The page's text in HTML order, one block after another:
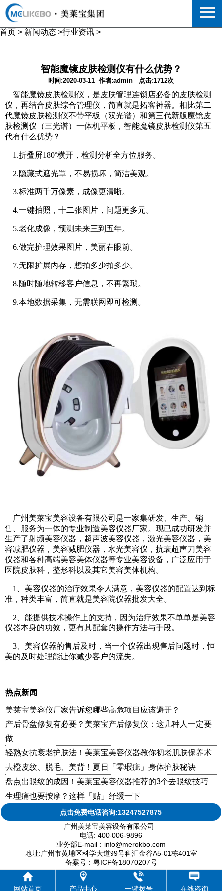
首页 > 新闻动态 >行业资讯 >
智能魔镜皮肤检测仪有什么优势？
时间:2020-03-11 作者:admin 点击:1712次
智能魔镜皮肤检测仪，是皮肤管理连锁店必备的皮肤检测
仪，再结合皮肤综合管理仪，简直就是拓客神器。相比第二
代魔镜皮肤检测仪不带平板（双光谱）和第三代新版魔镜皮
肤检测仪（三光谱）一体机平板，智能魔镜皮肤检测仪第五
代有什么优势？
1.折叠屏180°横开，检测分析全方位服务。
2.隐藏式遮光罩，不易损坏，简洁美观。
3.标准两千万像素，成像更清晰。
4.一键拍照，十二张图片，问题更多元。
5.老化成像，预测未来三到五年。
6.做完护理效果图片，美丽在眼前。
7.无限扩展内存，想拍多少拍多少。
8.随时随地转移客户信息，不再繁琐。
9.本地数据采集，无需联网即可检测。
广州美莱宝美容设备有限公司是一家集研发、生产、销
售、服务为一体的专业制造美容仪器厂家。现已成功研发并
生产了射频美容仪器，超声波美容仪器，激光美容仪器，美
容减肥仪器，美容减肥仪器，水光美容仪，抗衰超声刀美容
仪器和各种高端美容美体仪器等专业美容设备，广泛应用于
医院皮肤科，整形科以及其它美容美体机构。
1、美容仪器的治疗效果令人满意，美容仪器的配置达到标
准，种类丰富，简直就是美容院仪器批发大全。
2、能提供技术操作上的支持，因为治疗效果不单单是美容
仪器本身的功效，更有其配套的操作方法与手段。
3、美容仪器的售后及时，当一个仪器出现售后问题时，恒
美的及时处理能让你减少客户的流失。
热点新闻
美莱宝美容仪厂家告诉您哪些高危项目应该避开？
产后骨盆修复有必要？美莱宝产后修复仪：这几种人一定要
做
轻熟女抗衰老护肤法！美莱宝美容仪器教你初老肌肤保养术
去橙皮纹、脱毛、美背！夏日「零瑕疵」身体护肤秘诀
盘点出眼纹的成因！美莱宝美容仪器推荐的3个去眼纹技巧
生理痛也要按摩？这样「贴」纾缓一下
点击免费电话咨询:13247527875
广州美莱宝美容设备有限公司
电话: 400-006-9896
业务部E-mail：info@merokbo.com
地址:广州市黄埔区科学大道99号科汇金谷A5-01栋401室
备案号：粤ICP备18070207号
网站首页 产品中心 一键拨号 在线咨询